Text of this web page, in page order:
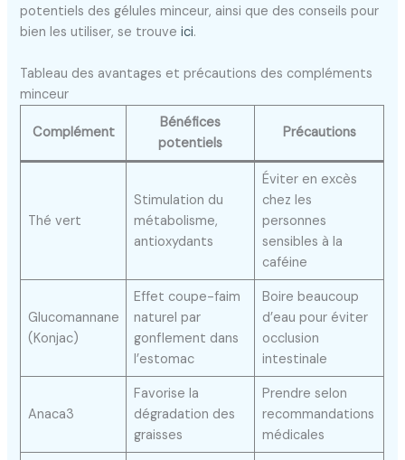
potentiels des gélules minceur, ainsi que des conseils pour
bien les utiliser, se trouveici.
Tableau des avantages et précautions des compléments
minceur
Complément
Bénéfices
potentiels
Précautions
Thé vert
Stimulation du
métabolisme,
antioxydants
Éviter en excès
chez les
personnes
sensibles à la
caféine
Glucomannane
(Konjac)
Effet coupe-faim
naturel par
gonflement dans
l’estomac
Boire beaucoup
d’eau pour éviter
occlusion
intestinale
Anaca3
Favorise la
dégradation des
graisses
Prendre selon
recommandations
médicales